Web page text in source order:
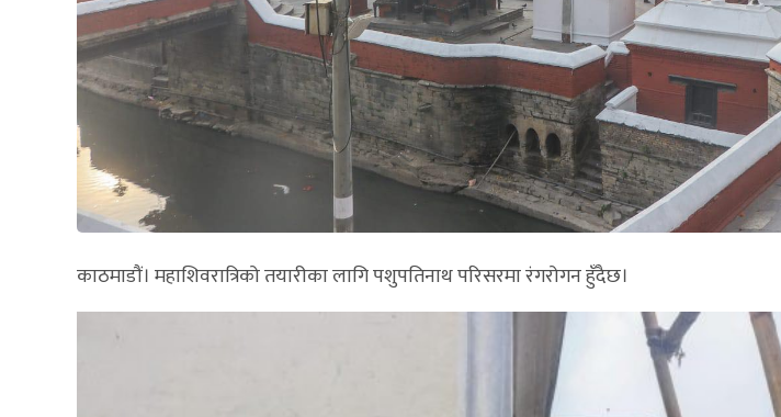
काठमाडौं। महाशिवरात्रिको तयारीका लागि पशुपतिनाथ परिसरमा रंगरोगन हुँदैछ।